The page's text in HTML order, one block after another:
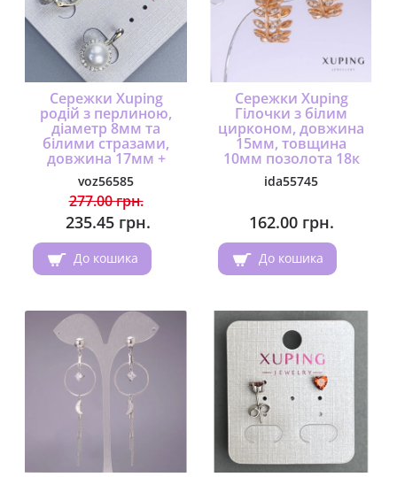
Сережки Xuping
родій з перлиною,
діаметр 8мм та
білими стразами,
довжина 17мм +
voz56585
277.00 грн.
235.45 грн.
До кошика
Сережки Xuping
Гілочки з білим
цирконом, довжина
15мм, товщина
10мм позолота 18к
ida55745
162.00 грн.
До кошика